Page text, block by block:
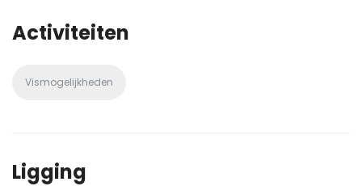
Activiteiten
Vismogelijkheden
Ligging